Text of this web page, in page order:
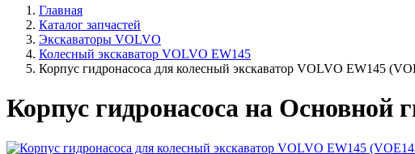
Главная
Каталог запчастей
Экскаваторы VOLVO
Колесный экскаватор VOLVO EW145
Корпус гидронасоса для колесный экскаватор VOLVO EW145
Корпус гидронасоса на Основной